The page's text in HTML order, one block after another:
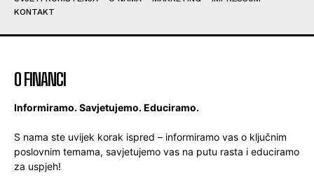
KONTAKT
O FINANCI
Informiramo. Savjetujemo. Educiramo.
S nama ste uvijek korak ispred – informiramo vas o ključnim
poslovnim temama, savjetujemo vas na putu rasta i educiramo
za uspjeh!